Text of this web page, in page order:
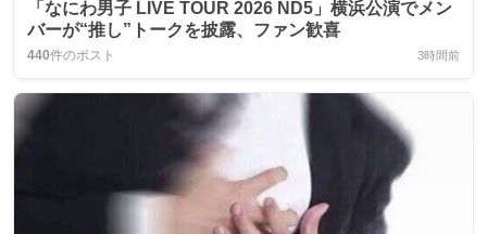
「なにわ男子 LIVE TOUR 2026 ND5」横浜公演でメン
バーが“推し”トークを披露、ファン歓喜
440件のポスト 3時間前